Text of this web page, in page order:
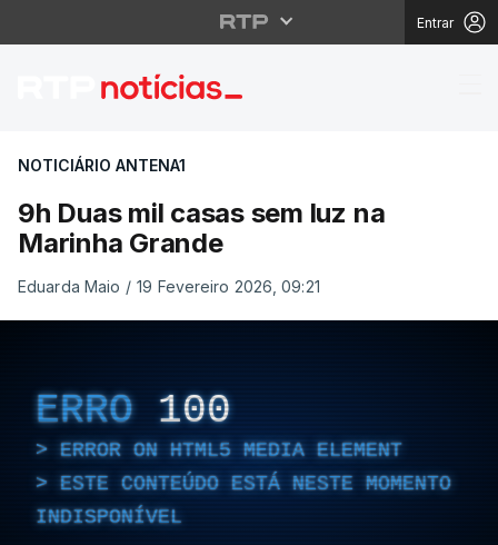
Entrar
9h Duas mil casas
NOTICIÁRIO ANTENA1
9h Duas mil casas sem luz na
Marinha Grande
Eduarda Maio / 19 Fevereiro 2026, 09:21
ERRO 100
ERROR ON HTML5 MEDIA ELEMENT
ESTE CONTEÚDO ESTÁ NESTE MOMENTO
INDISPONÍVEL